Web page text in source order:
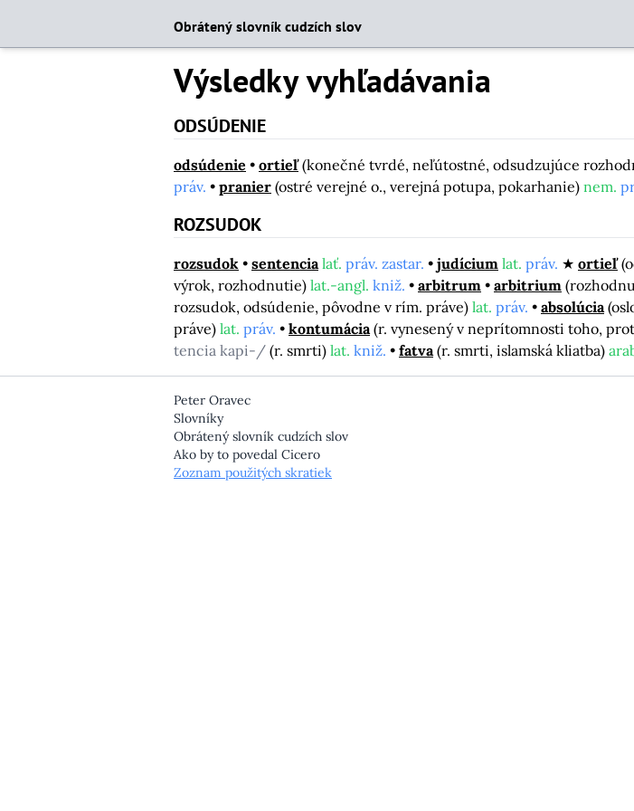
Obrátený slovník cudzích slov
Výsledky vyhľadávania
ODSÚDENIE
odsúdenie ortieľ (konečné tvrdé, neľútostné, odsudzujúce
práv.
pranier (ostré verejné o., verejná potupa, pokarhanie) nem.
ROZSUDOK
rozsudok sentencia lať. práv. zastar. judícium lat. práv. ortieľ
výrok, rozhodnutie) lat.-angl. kniž. arbitrum arbitrium
rozsudok, odsúdenie, pôvodne v rím. práve) lat. práv. absolúcia
práve) lat. práv. kontumácia (r. vynesený v neprítomnosti toho,
tencia kapi-/ (r. smrti) lat. kniž. fatva (r. smrti, islamská kliatba)
Peter Oravec
Slovníky
Obrátený slovník cudzích slov
Ako by to povedal Cicero
Zoznam použitých skratiek